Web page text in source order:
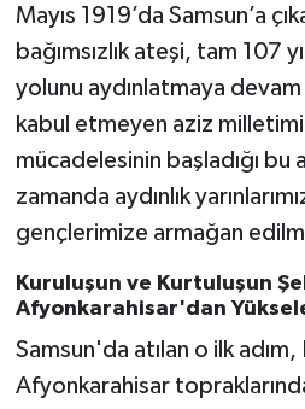
Mayıs 1919’da Samsun’a
bağımsızlık ateşi, tam 107
yolunu aydınlatmaya
kabul etmeyen aziz
mücadelesinin başladığı bu
zamanda aydınlık
gençlerimize armağan
Kuruluşun ve Kurtuluşun
Afyonkarahisar'dan
Samsun'da atılan o ilk
Afyonkarahisar